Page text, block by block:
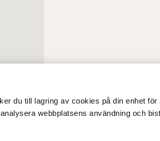
du till lagring av cookies på din enhet för
webbplatsens användning och